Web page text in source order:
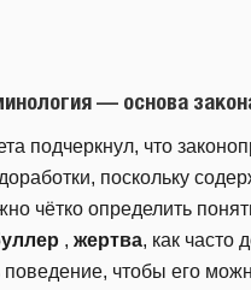
— основа
подчеркнул, что
поскольку
чётко определить
, жертва, как часто
поведение, чтобы его